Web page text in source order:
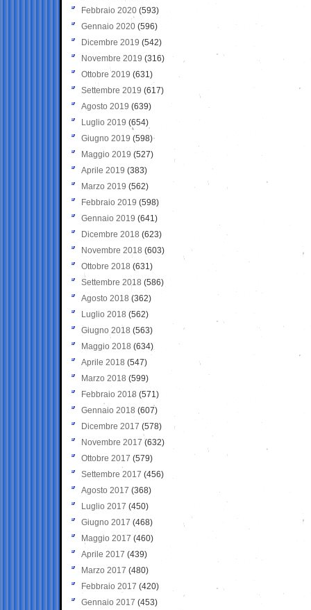
Febbraio 2020 (593)
Gennaio 2020 (596)
Dicembre 2019 (542)
Novembre 2019 (316)
Ottobre 2019 (631)
Settembre 2019 (617)
Agosto 2019 (639)
Luglio 2019 (654)
Giugno 2019 (598)
Maggio 2019 (527)
Aprile 2019 (383)
Marzo 2019 (562)
Febbraio 2019 (598)
Gennaio 2019 (641)
Dicembre 2018 (623)
Novembre 2018 (603)
Ottobre 2018 (631)
Settembre 2018 (586)
Agosto 2018 (362)
Luglio 2018 (562)
Giugno 2018 (563)
Maggio 2018 (634)
Aprile 2018 (547)
Marzo 2018 (599)
Febbraio 2018 (571)
Gennaio 2018 (607)
Dicembre 2017 (578)
Novembre 2017 (632)
Ottobre 2017 (579)
Settembre 2017 (456)
Agosto 2017 (368)
Luglio 2017 (450)
Giugno 2017 (468)
Maggio 2017 (460)
Aprile 2017 (439)
Marzo 2017 (480)
Febbraio 2017 (420)
Gennaio 2017 (453)